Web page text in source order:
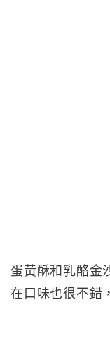
蛋黃酥和乳酪金
在口味也很不錯